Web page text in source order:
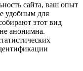
сайта, ваш опыт
удобным для
этот вид
анонимна.